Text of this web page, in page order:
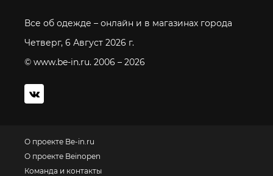
Все об одежде – онлайн и в магазинах города
Четверг, 6 Август 2026 г.
© www.be-in.ru. 2006 – 2026
О проекте Be-in.ru
О проекте Beinopen
Команда и контакты